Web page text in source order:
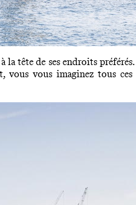
tête de ses endroits
vous vous imaginez tous